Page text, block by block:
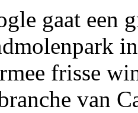
gaat een
frisse
van